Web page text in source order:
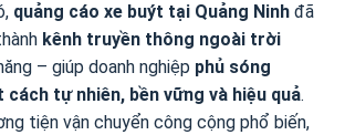
quảng cáo xe buýt tại Quảng Ninh đã
kênh truyền thông ngoài trời
– giúp doanh nghiệp phủ sóng
tự nhiên, bền vững và hiệu quả.
tiện vận chuyển công cộng phổ biến,